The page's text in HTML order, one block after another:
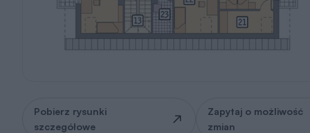
Pobierz rysunki
szczegółowe
Zapytaj o możliwość
zmian